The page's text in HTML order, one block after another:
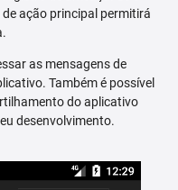
ação principal permitirá
as mensagens de
Também é possível
do aplicativo
desenvolvimento.